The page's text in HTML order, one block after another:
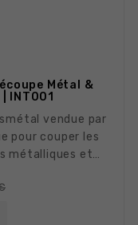
Métal &
INT001
pour couper les
métalliques et
Prix de base
Prix